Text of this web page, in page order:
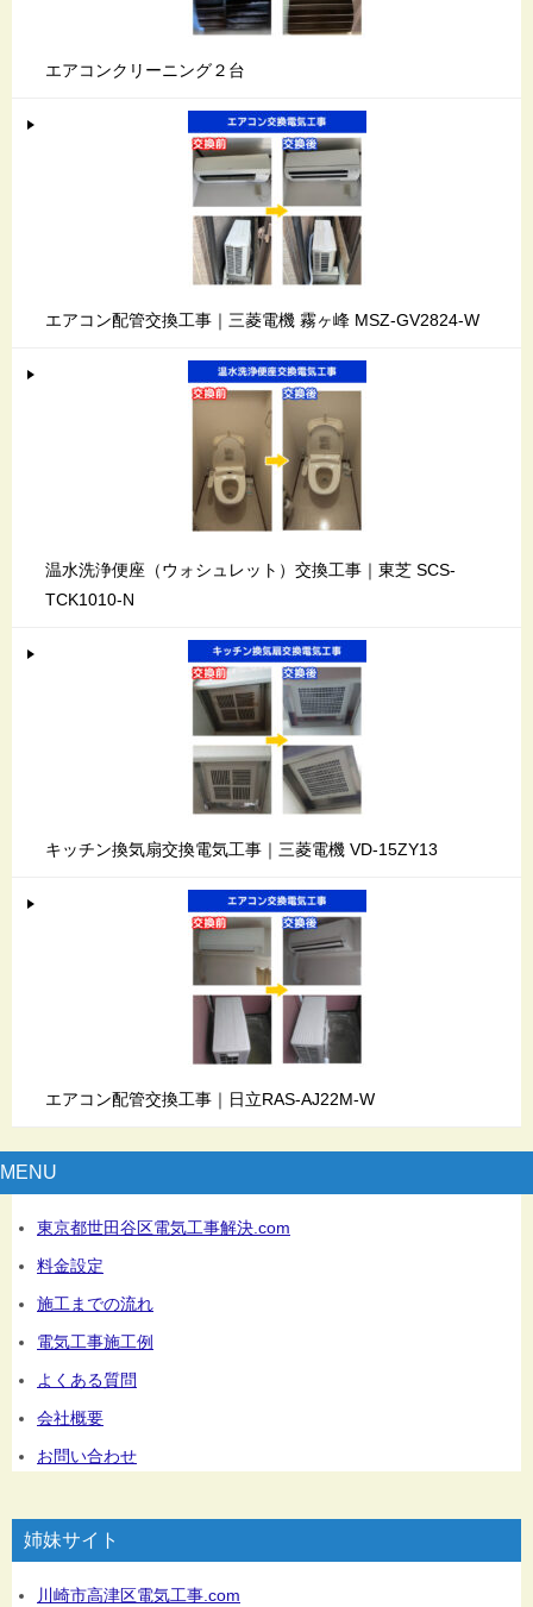
エアコンクリーニング２台
エアコン配管交換工事｜三菱電機 霧ヶ峰 MSZ-GV2824-W
温水洗浄便座（ウォシュレット）交換工事｜東芝 SCS-
TCK1010-N
キッチン換気扇交換電気工事｜三菱電機 VD-15ZY13
エアコン配管交換工事｜日立RAS-AJ22M-W
MENU
東京都世田谷区電気工事解決.com
料金設定
施工までの流れ
電気工事施工例
よくある質問
会社概要
お問い合わせ
姉妹サイト
川崎市高津区電気工事.com